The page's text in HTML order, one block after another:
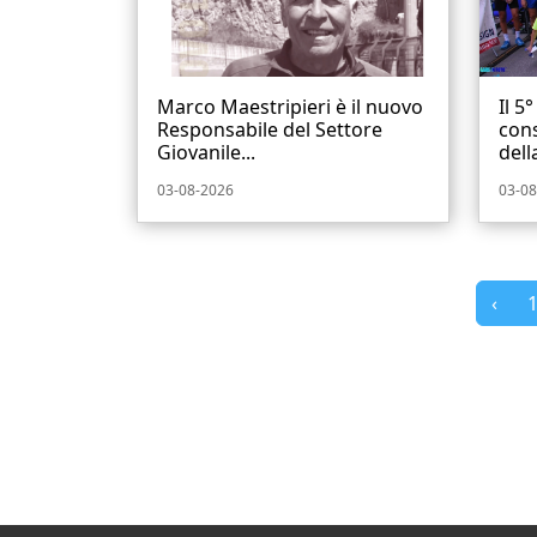
Marco Maestripieri è il nuovo
Responsabile del Settore
Giovanile...
03-08-2026
Il
03-
‹ 1